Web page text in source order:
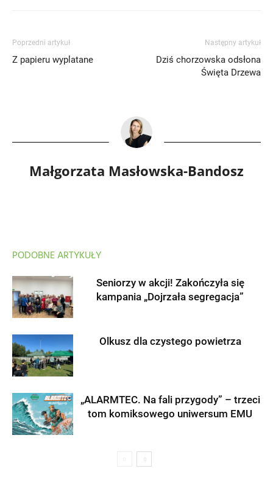
Poprzedni artykuł
Z papieru wyplatane
Następny artykuł
Dziś chorzowska odsłona
Święta Drzewa
Małgorzata Masłowska-Bandosz
PODOBNE ARTYKUŁY
Seniorzy w akcji! Zakończyła się
kampania „Dojrzała segregacja”
Olkusz dla czystego powietrza
„ALARMTEC. Na fali przygody” – trzeci
tom komiksowego uniwersum EMU